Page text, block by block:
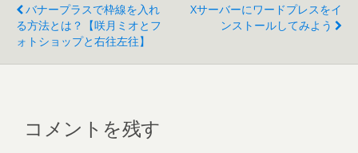
バナープラスで枠線を入れ
る方法とは？【咲月ミオとフ
ォトショップと右往左往】
Xサーバーにワードプレスをイ
ンストールしてみよう
コメントを残す